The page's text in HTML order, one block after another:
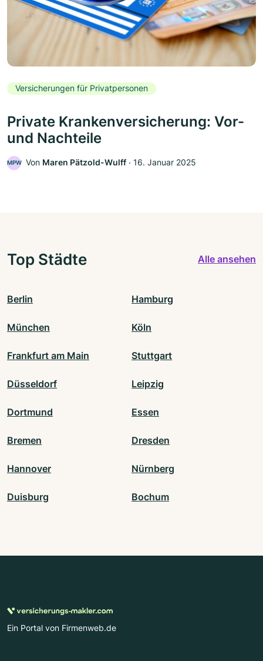
Versicherungen für Privatpersonen
Private Krankenversicherung: Vor-
und Nachteile
MPW Von Maren Pätzold-Wulff ‧ 16. Januar 2025
Top Städte Alle ansehen
Berlin Hamburg
München Köln
Frankfurt am Main Stuttgart
Düsseldorf Leipzig
Dortmund Essen
Bremen Dresden
Hannover Nürnberg
Duisburg Bochum
Ein Portal von Firmenweb.de